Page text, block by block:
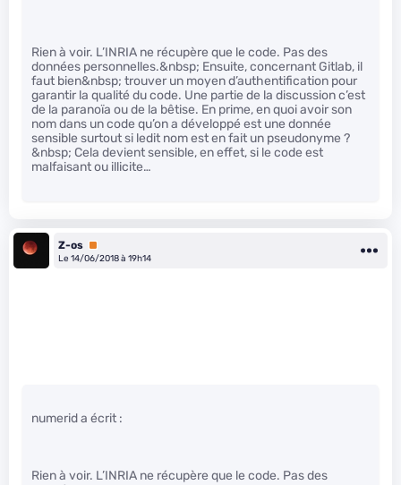
Rien à voir. L’INRIA ne récupère que le code. Pas des
données personnelles.&nbsp; Ensuite, concernant Gitlab, il
faut bien&nbsp; trouver un moyen d’authentification pour
garantir la qualité du code. Une partie de la discussion c’est
de la paranoïa ou de la bêtise. En prime, en quoi avoir son
nom dans un code qu’on a développé est une donnée
sensible surtout si ledit nom est en fait un pseudonyme ?
&nbsp; Cela devient sensible, en effet, si le code est
malfaisant ou illicite…
Z-os Premium
Le 14/06/2018 à 19h14
numerid a écrit :
Rien à voir. L’INRIA ne récupère que le code. Pas des